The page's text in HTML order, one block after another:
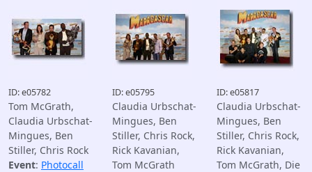
ID: e05782
Tom McGrath,
Claudia Urbschat-
Mingues, Ben
Stiller, Chris Rock
Event: Photocall
ID: e05795
Claudia Urbschat-
Mingues, Ben
Stiller, Chris Rock,
Rick Kavanian,
Tom McGrath
ID: e05817
Claudia Urbschat-
Mingues, Ben
Stiller, Chris Rock,
Rick Kavanian,
Tom McGrath, Die